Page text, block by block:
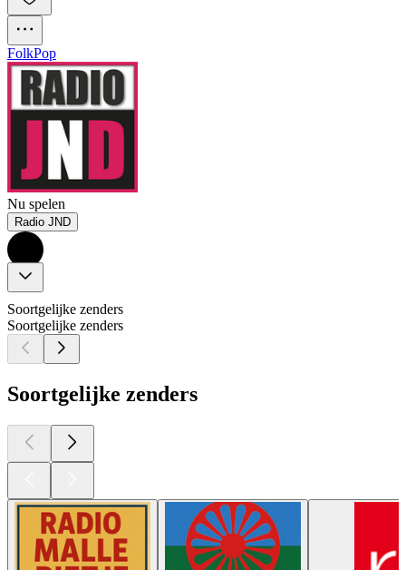
FolkPop
Nu spelen
Radio JND
Soortgelijke zenders
Soortgelijke zenders
Soortgelijke zenders